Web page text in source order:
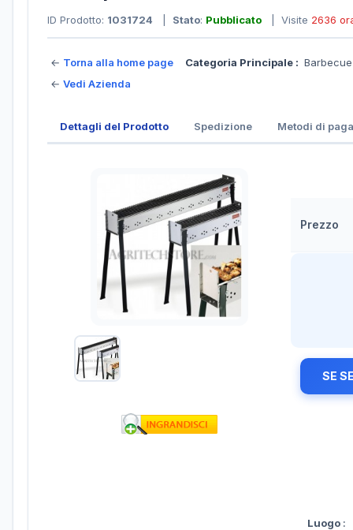
ID Prodotto: 1031724 Stato: Pubblicato | Visite 2636
← Torna alla home page
← Vedi Azienda
Categoria Principale :
Dettagli del Prodotto Spedizione Metodi di
Prezzo
SE
Luogo :